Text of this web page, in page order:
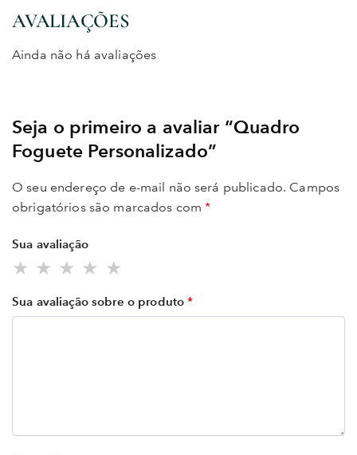
AVALIAÇÕES
Ainda não há avaliações
Seja o primeiro a avaliar “Quadro
Foguete Personalizado”
O seu endereço de e-mail não será publicado. Campos
obrigatórios são marcados com*
Sua avaliação
Sua avaliação sobre o produto*